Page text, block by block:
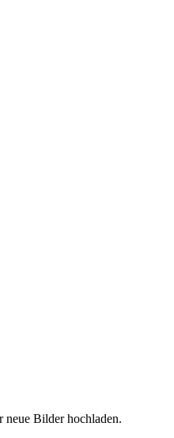
neue Bilder hochladen.